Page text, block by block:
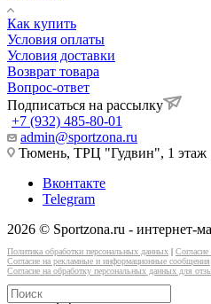
Как купить
Условия оплаты
Условия доставки
Возврат товара
Вопрос-ответ
Подписаться на рассылку
+7 (932) 485-80-01
admin@sportzona.ru
Тюмень, ТРЦ "Гудвин", 1 этаж
Вконтакте
Telegram
2026 © Sportzona.ru - интернет-
Политика обработки персональных данных |
Согласие на рекламные и информационные сообщения
Согласие на обработку персональных данных для